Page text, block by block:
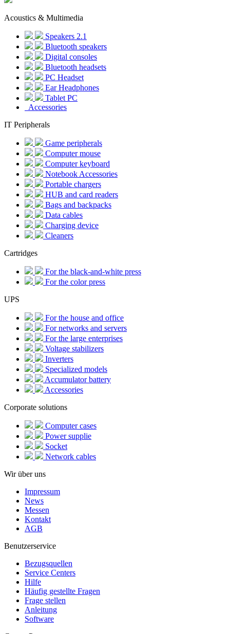
Acoustics & Multimedia
Speakers 2.1
Bluetooth speakers
Digital consoles
Bluetooth headsets
PC Headset
Ear Headphones
Tablet PC
Accessories
IT Peripherals
Game peripherals
Computer mouse
Computer keyboard
Notebook Accessories
Portable chargers
HUB and card readers
Bags and backpacks
Data cables
Charging device
Cleaners
Cartridges
For the black-and-white press
For the color press
UPS
For the house and office
For networks and servers
For the large enterprises
Voltage stabilizers
Inverters
Specialized models
Accumulator battery
Accessories
Corporate solutions
Computer cases
Power supplie
Socket
Network cables
Wir über uns
Impressum
News
Messen
Kontakt
AGB
Benutzerservice
Bezugsquellen
Service Centers
Hilfe
Häufig gestellte Fragen
Frage stellen
Anleitung
Software